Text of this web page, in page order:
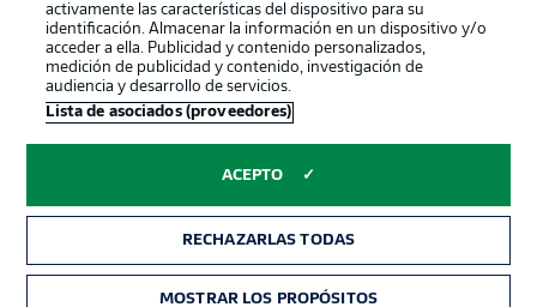
© 2026 Bundesliga-Gruppe GmbH
Elegir idioma
Modo
activamente las características del dispositivo para su
identificación. Almacenar la información en un dispositivo y/o
acceder a ella. Publicidad y contenido personalizados,
medición de publicidad y contenido, investigación de
audiencia y desarrollo de servicios.
Lista de asociados (proveedores)
ACEPTO
RECHAZARLAS TODAS
MOSTRAR LOS PROPÓSITOS